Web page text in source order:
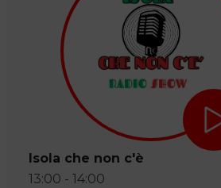
Isola che non c'è
13:00 - 14:00